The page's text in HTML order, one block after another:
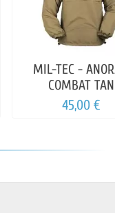
MIL-TEC -
COMBAT TAN
45,00 €